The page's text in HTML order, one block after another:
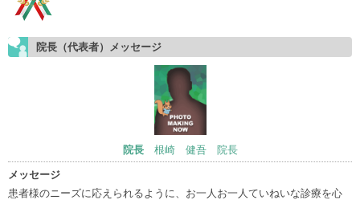
院長（代表者）メッセージ
院長根崎 健吾 院長
メッセージ
患者様のニーズに応えられるように、お一人お一人ていねいな診療を心